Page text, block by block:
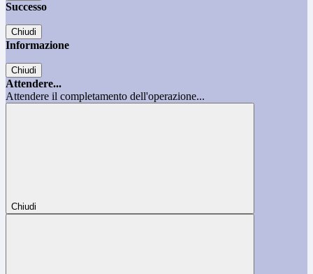
Successo
Chiudi
Informazione
Chiudi
Attendere...
Attendere il completamento dell'operazione...
Chiudi